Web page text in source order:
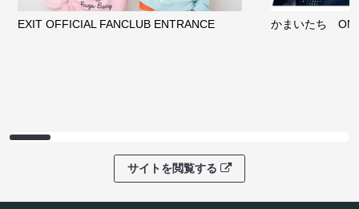
EXIT OFFICIAL FANCLUB ENTRANCE かまいたち
サイトを閲覧する